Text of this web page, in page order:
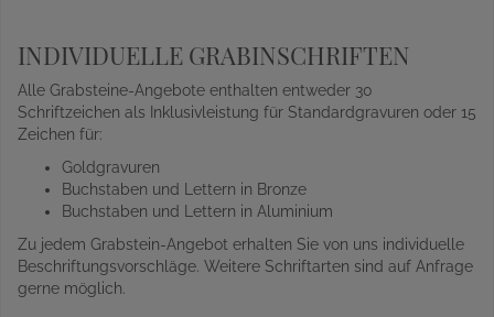
INDIVIDUELLE GRABINSCHRIFTEN
Alle Grabsteine-Angebote enthalten entweder 30
Schriftzeichen als Inklusivleistung für Standardgravuren oder 15
Zeichen für:
Goldgravuren
Buchstaben und Lettern in Bronze
Buchstaben und Lettern in Aluminium
Zu jedem Grabstein-Angebot erhalten Sie von uns individuelle
Beschriftungsvorschläge. Weitere Schriftarten sind auf Anfrage
gerne möglich.